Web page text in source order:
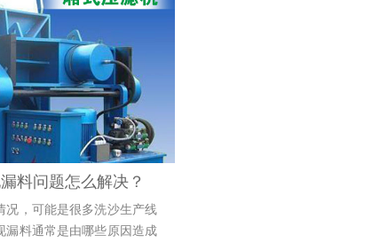
料问题怎么解决？
况，可能是很多洗沙生产线
漏料通常是由哪些原因造成